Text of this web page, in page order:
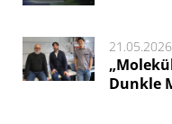
Dunkle